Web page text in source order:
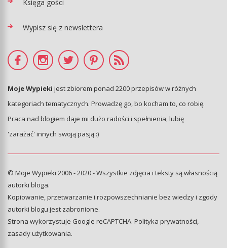
Księga gości
Wypisz się z newslettera
Moje Wypieki jest zbiorem ponad 2200 przepisów w różnych
kategoriach tematycznych. Prowadzę go, bo kocham to, co robię.
Praca nad blogiem daje mi dużo radości i spełnienia, lubię
'zarażać' innych swoją pasją :)
© Moje Wypieki 2006 - 2020 - Wszystkie zdjęcia i teksty są własnością
autorki bloga.
Kopiowanie, przetwarzanie i rozpowszechnianie bez wiedzy i zgody
autorki blogu jest zabronione.
Strona wykorzystuje Google reCAPTCHA. Polityka prywatności,
zasady użytkowania.